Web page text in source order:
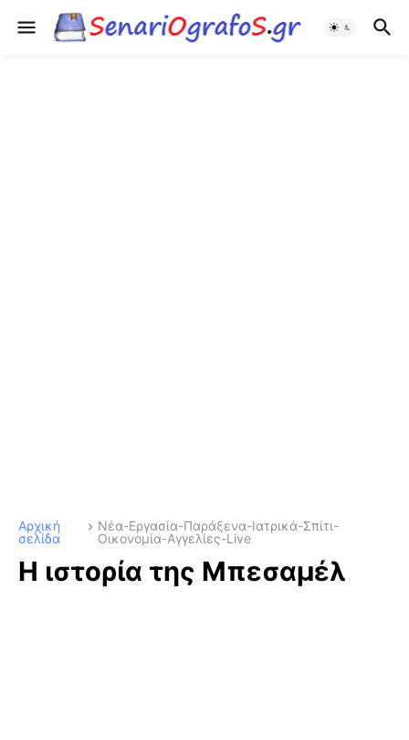
Αρχική
σελίδα
Νέα-Εργασία-Παράξενα-Ιατρικά-Σπίτι-
Οικονομία-Αγγελίες-Live
Η ιστορία της Μπεσαμέλ